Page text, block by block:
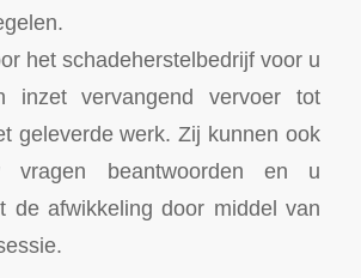
het schadeherstelbedrijf voor u
inzet vervangend vervoer tot
geleverde werk. Zij kunnen ook
beantwoorden en u
de afwikkeling door middel van